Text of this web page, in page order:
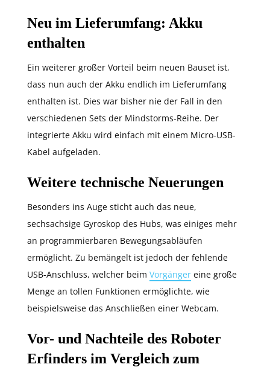
Neu im Lieferumfang: Akku
enthalten
Ein weiterer großer Vorteil beim neuen Bauset ist,
dass nun auch der Akku endlich im Lieferumfang
enthalten ist. Dies war bisher nie der Fall in den
verschiedenen Sets der Mindstorms-Reihe. Der
integrierte Akku wird einfach mit einem Micro-USB-
Kabel aufgeladen.
Weitere technische Neuerungen
Besonders ins Auge sticht auch das neue,
sechsachsige Gyroskop des Hubs, was einiges mehr
an programmierbaren Bewegungsabläufen
ermöglicht. Zu bemängelt ist jedoch der fehlende
USB-Anschluss, welcher beim Vorgänger eine große
Menge an tollen Funktionen ermöglichte, wie
beispielsweise das Anschließen einer Webcam.
Vor- und Nachteile des Roboter
Erfinders im Vergleich zum